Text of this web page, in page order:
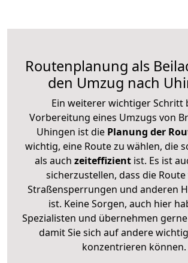
Routenplanung als
den Umzug nach
Ein weiterer wichtiger Schritt
Vorbereitung eines Umzugs von
Uhingen ist die Planung der
wichtig, eine Route zu wählen, die
als auch zeiteffizientist. Es ist
sicherzustellen, dass die
Straßensperrungen und anderen
ist. Keine Sorgen, auch hier
Spezialisten und übernehmen
damit Sie sich auf andere
konzentrieren können.